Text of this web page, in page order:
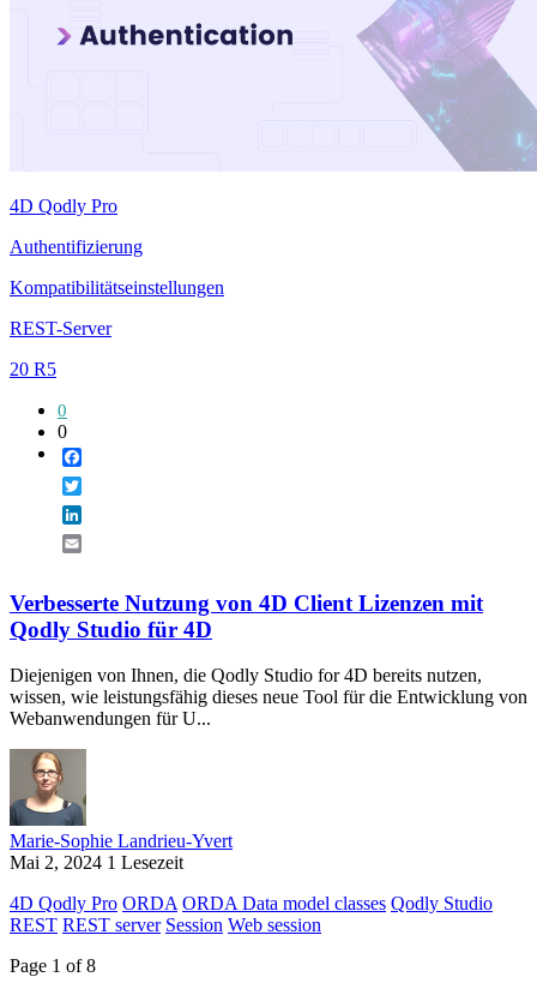
4D Qodly Pro
Authentifizierung
Kompatibilitätseinstellungen
REST-Server
20 R5
0
0
Verbesserte Nutzung von 4D Client Lizenzen mit
Qodly Studio für 4D
Diejenigen von Ihnen, die Qodly Studio for 4D bereits nutzen,
wissen, wie leistungsfähig dieses neue Tool für die Entwicklung von
Webanwendungen für U...
Marie-Sophie Landrieu-Yvert
Mai 2, 2024 1 Lesezeit
4D Qodly Pro ORDA ORDA Data model classes Qodly Studio
REST REST server Session Web session
Page 1 of 8